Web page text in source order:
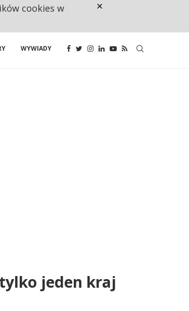
WYWIADY
tylko jeden kraj
cookies w
×